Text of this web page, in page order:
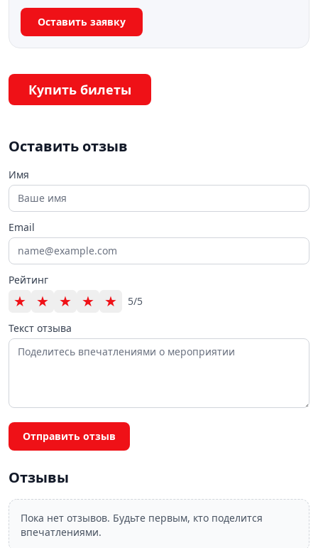
Оставить заявку
Купить билеты
Оставить отзыв
Имя
Email
Рейтинг
★ ★ ★ ★ ★
5/5
Текст отзыва
Отправить отзыв
Отзывы
Пока нет отзывов. Будьте первым, кто поделится
впечатлениями.